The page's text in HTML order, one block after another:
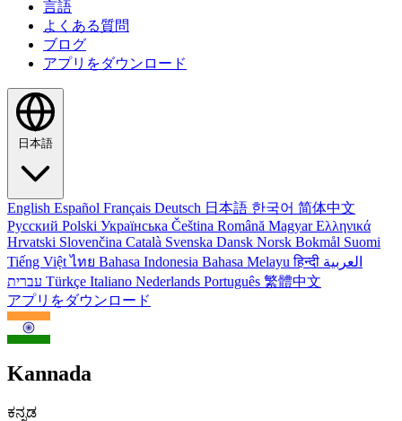
言語
よくある質問
ブログ
アプリをダウンロード
日本語
English Español Français Deutsch 日本語 한국어 简体中文
Русский Polski Українська Čeština Română MagyarΕλληνικά
Hrvatski Slovenčina Català Svenska Dansk Norsk Bokmål Suomi
Tiếng Việtไทย Bahasa Indonesia Bahasa Melayuहिन्दी العربية
Türkçe Italiano Nederlands Português 繁體中文
アプリをダウンロード
Kannada
ಕನ್ನಡ